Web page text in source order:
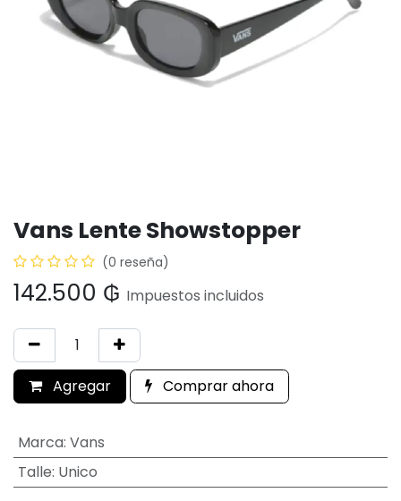
Vans Lente Showstopper
(0 reseña)
142.500 ₲ Impuestos incluidos
Agregar Comprar ahora
Marca: Vans
Talle: Unico